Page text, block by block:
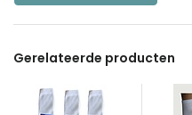
Gerelateerde producten